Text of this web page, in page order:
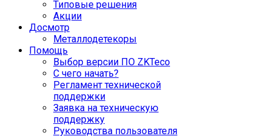
Типовые решения
Акции
Досмотр
Металлодетекоры
Помощь
Выбор версии ПО ZKTeco
С чего начать?
Регламент технической
поддержки
Заявка на техническую
поддержку
Руководства пользователя